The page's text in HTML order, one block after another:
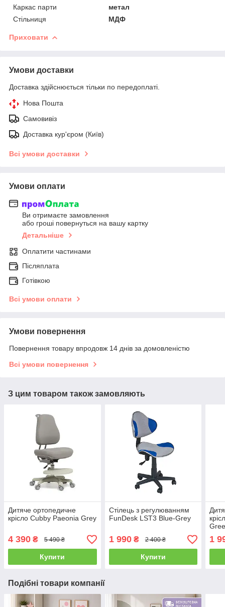
Каркас парти
метал
Стільниця
МДФ
Приховати
Умови доставки
Доставка здійснюється тільки по передоплаті.
Нова Пошта
Самовивіз
Доставка кур'єром (Київ)
Всі умови доставки
Умови оплати
Ви отримаєте замовлення
або гроші повернуться на вашу картку
Детальніше
Оплатити частинами
Післяплата
Готівкою
Всі умови оплати
Умови повернення
Повернення товару впродовж 14 днів за домовленістю
Всі умови повернення
З цим товаром також замовляють
Дитяче ортопедичне
крісло Cubby Paeonia Grey
4 390 ₴ 5 490 ₴
Купити
Стілець з регулюванням
FunDesk LST3 Blue-Grey
1 990₴ 2 400 ₴
Купити
1
Подібні товари компанії